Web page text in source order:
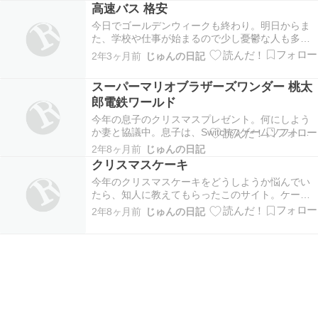
池雄星。カウント3-2のからの６球目をいきなり左
翼席に運んだ…
高速バス 格安
今日でゴールデンウィークも終わり。明日からま
た、学校や仕事が始まるので少し憂鬱な人も多い
んじゃないかな。新幹線は軒並み満員で高速も渋
滞ですね。休みでお金も使ってしまって、帰りの
くり帰路に着くことがおすすめ。高速バスってト
イレや自分の時…
2年3ヶ月前 じゅんの日記
スーパーマリオブラザーズワンダー 桃太
郎電鉄ワールド
今年の息子のクリスマスプレゼント。何にしよう
か妻と協議中。息子は、Switchのゲームソフトを
サンタにお願いしているみたいだけど、ソフトは
「スーパーマリオブラザーズワンダー」か「桃太
郎電鉄ワールド」の２つで悩んでいる様子。確か
に、２つとも面白そうで、自分も一緒に遊べそ
う。でも、…
2年8ヶ月前 じゅんの日記
クリスマスケーキ
今年のクリスマスケーキをどうしようか悩んでい
たら、知人に教えてもらったこのサイト。ケーキ
やスイーツ、お菓子のお取り寄せ通販ができるみ
たいです。腕利きのケーキ職人さんに作ってもら
2年8ヶ月前 じゅんの日記